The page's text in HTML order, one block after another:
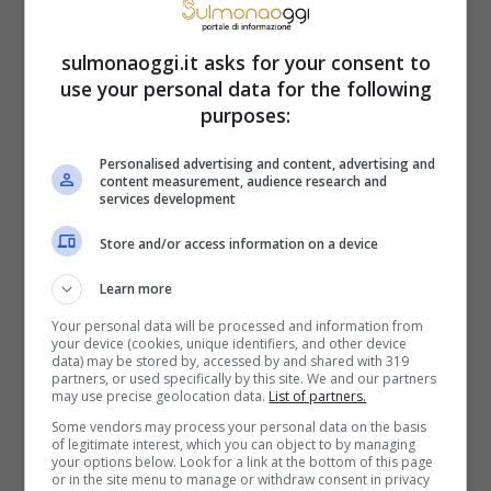
costituito da nove atolli corallini situati nel
bel mezzo dell’Oceano Pacifico ed
estremamente lontano dai flussi turistici
convenzionali. Nonostante la sua
rimane uno dei luoghi meno visitati al
Mondo a causa della sua accessibilità
limitata e le sfide che comportano
l’arrivarci. Il fatto che sia una meta
difficilmente raggiungibile, tuttavia, è un
punto a suo favore.
Nel corso degli anni, il patrimonio culturale
e paesaggistico è rimasto autentico nella
sulmonaoggi.it asks for your consent to
use your personal data for the following
purposes:
Personalised advertising and content, advertising and
content measurement, audience research and
services development
Store and/or access information on a device
Learn more
Your personal data will be processed and information from
your device (cookies, unique identifiers, and other device
data) may be stored by, accessed by and shared with 319
partners, or used specifically by this site. We and our partners
may use precise geolocation data. List of partners.
Some vendors may process your personal data on the basis
of legitimate interest, which you can object to by managing
your options below. Look for a link at the bottom of this page
or in the site menu to manage or withdraw consent in privacy